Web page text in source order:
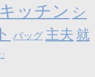
キッチン シ
バッグ 主夫 就